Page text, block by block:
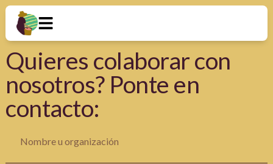
Quieres colaborar con
nosotros? Ponte en
contacto: